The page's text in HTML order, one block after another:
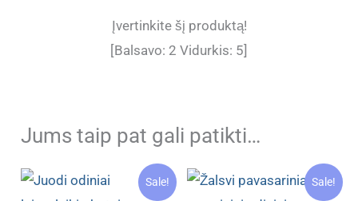
Įvertinkite šį produktą!
[Balsavo: 2 Vidurkis: 5]
Jums taip pat gali patikti…
Sale! Sale!